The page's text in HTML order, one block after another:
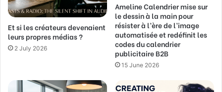
d
d
r
e
s
Et si les créateurs devenaient
leurs propres médias ?
2 July 2026
Ameline Calendrier mise sur
le dessin à la main pour
résister à l’ère de l’image
automatisée et redéfinit les
codes du calendrier
publicitaire B2B
15 June 2026